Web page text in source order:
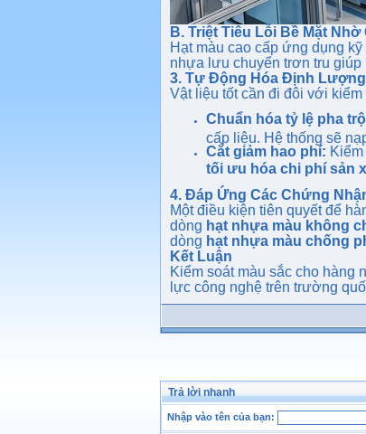
B. Triệt Tiêu Lỗi Bề Mặt
Hạt màu cao cấp ứng dụng
nhựa lưu chuyển trơn tru giúp
3. Tự Động Hóa Định
Vật liệu tốt cần đi đôi với
Chuẩn hóa tỷ lệ pha
cấp liệu. Hệ thống sẽ
Cắt giảm hao phí:
tối ưu hóa chi phí sản
4. Đáp Ứng Các Chứng
Một điều kiện tiên quyết để
dòng hạt nhựa màu không
dòng hạt nhựa màu chống
Kết Luận
Kiểm soát màu sắc cho hàng
lực công nghệ trên trường
Trả lời nhanh
Nhập vào tên của bạn: